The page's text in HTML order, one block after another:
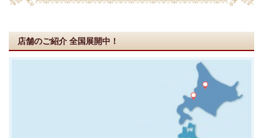
店舗のご紹介 全国展開中！